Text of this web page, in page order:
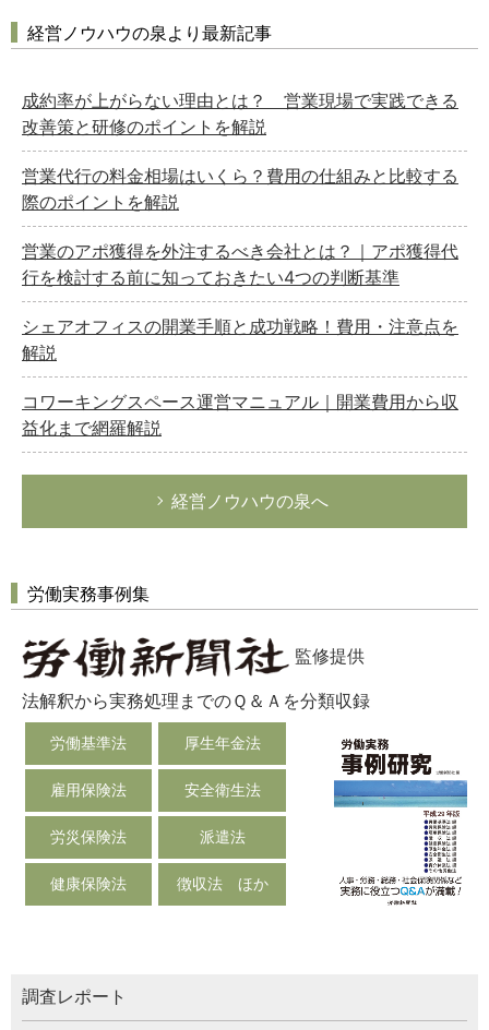
経営ノウハウの泉より最新記事
成約率が上がらない理由とは？ 営業現場で実践できる
改善策と研修のポイントを解説
営業代行の料金相場はいくら？費用の仕組みと比較する
際のポイントを解説
営業のアポ獲得を外注するべき会社とは？｜アポ獲得代
行を検討する前に知っておきたい4つの判断基準
シェアオフィスの開業手順と成功戦略！費用・注意点を
解説
コワーキングスペース運営マニュアル｜開業費用から収
益化まで網羅解説
経営ノウハウの泉へ
労働実務事例集
監修提供
法解釈から実務処理までのＱ＆Ａを分類収録
労働基準法 厚生年金法
雇用保険法 安全衛生法
労災保険法 派遣法
健康保険法 徴収法 ほか
調査レポート